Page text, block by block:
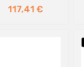
Prezzo
117,41 €